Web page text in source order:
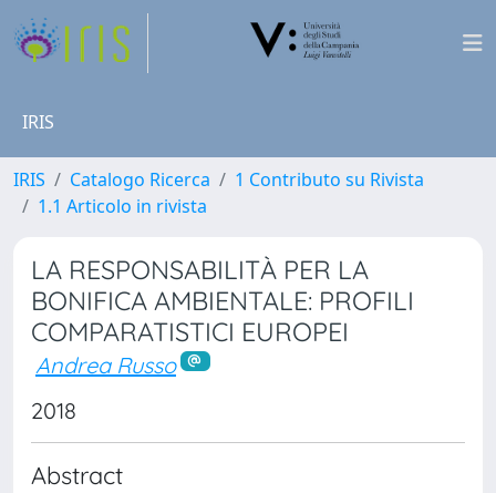
IRIS
IRIS Catalogo Ricerca
1 Contributo su Rivista
1.1 Articolo in rivista
LA RESPONSABILITÀ PER LA
BONIFICA AMBIENTALE: PROFILI
COMPARATISTICI EUROPEI
Andrea Russo
2018
Abstract